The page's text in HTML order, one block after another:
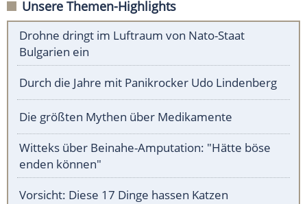
Unsere Themen-Highlights
Drohne dringt im Luftraum von Nato-Staat
Bulgarien ein
Durch die Jahre mit Panikrocker Udo Lindenberg
Die größten Mythen über Medikamente
Witteks über Beinahe-Amputation: "Hätte böse
enden können"
Vorsicht: Diese 17 Dinge hassen Katzen